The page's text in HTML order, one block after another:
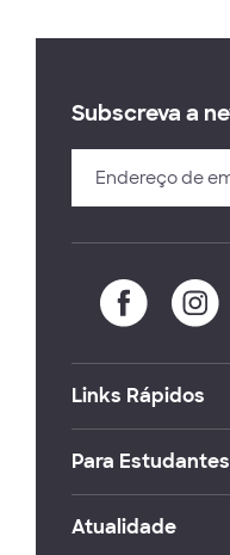
Subscreva a
Links Rápidos
Para Estudantes
Atualidade